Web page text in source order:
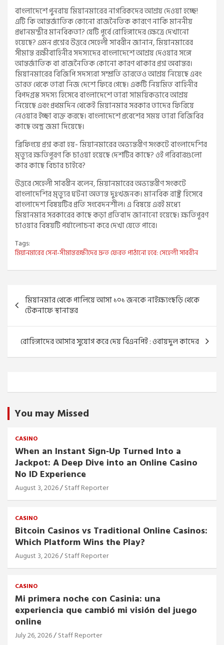
বাংলাদেশে পুনরায় মিয়ানমারের নাগরিকদের আশ্রয় দেওয়া হচ্ছে!
এটি কি আন্তর্জাতিক কোনো রাজনৈতিক কারণে নাকি মাননীয়
প্রধানমন্ত্রীর মানবিকতা? যেটি পূর্বে রোহিঙ্গাদের ক্ষেত্রে দেখানো
হয়েছে? এমন প্রশ্নের উত্তরে সেহেলী সাবরীন জানান, মিয়ানমারের
সীমান্ত রক্ষীবাহিনীর সদস্যদের বাংলাদেশে আশ্রয় দেওয়ার সঙ্গে
আন্তর্জাতিক বা রাজনৈতিক কোনো কারণ থাকার প্রশ্ন অবান্তর।
মিয়ানমারের বিজিপি সদস্যরা সম্প্রতি ভারতেও আশ্রয় নিয়েছে এবং
ভারত থেকে তারা নিজ দেশে ফিরে গেছে। একটি নিয়মিত বাহিনীর
বিপদগ্রস্ত সদস্য হিসেবে বাংলাদেশে তারা সাময়িকভাবে আশ্রয়
নিয়েছে এবং প্রথমদিন থেকেই মিয়ানমার সরকার তাদের ফিরিয়ে
নেওয়ার ইচ্ছা ব্যক্ত করছে। বাংলাদেশে প্রবেশের সময় তারা বিজিবির
কাছে অস্ত্র জমা দিয়েছে।
ব্রিফিংয়ে প্রশ্ন করা হয়- মিয়ানমারের অভ্যন্তরীণ সংকটে বাংলাদেশির
মৃত্যুর ক্ষতিপূরণ কি চাওয়া হয়েছে দেশটির কাছে? ওই পরিবারগুলো
কার কাছে বিচার চাইবে?
উত্তরে সেহেলী সাবরীন বলেন, মিয়ানমারের অভ্যন্তরীণ সংকটে
বাংলাদেশির মৃত্যুর ঘটনা অত্যন্ত দুঃখজনক। মানবিক রাষ্ট্র হিসেবে
বাংলাদেশ বিষয়টির প্রতি সংবেদনশীল। এ বিষয়ে এরই মধ্যে
মিয়ানমার সরকারের কাছে কড়া প্রতিবাদ জানানো হয়েছে। ক্ষতিপূরণ
চাওয়ার বিষয়টি পর্যালোচনা করে দেখা যেতে পারে।
Tags:
মিয়ানমারের সেনা-সীমান্তরক্ষীদের দ্রুত ফেরত পাঠানো হবে: সেহেলী সাবরীন
Post
navigation
মিয়ানমার থেকে পালিয়ে আসা ১০১ জনকে নাইক্ষ্যংছড়ি থেকে
টেকনাফে স্থানান্তর
রোহিঙ্গাদের আসার সুযোগ করে দেয় বিএনপিই : ওবায়দুল কাদের
You may Missed
CASINO
When an Instant Sign‑Up Turned Into a
Jackpot: A Deep Dive into an Online Casino
No ID Experience
August 3, 2026 Staff Reporter
CASINO
Bitcoin Casinos vs Traditional Online Casinos:
Which Platform Wins the Play?
August 3, 2026 Staff Reporter
CASINO
Mi primera noche con Casinia: una
experiencia que cambió mi visión del juego
online
July 26, 2026 Staff Reporter